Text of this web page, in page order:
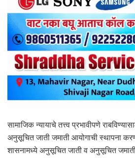
सामाजिक न्यायाचे तत्त्व प्रभावीपणे
अनुसूचित जाती जमाती आयोगाची स्थापना
शासनामध्ये अनुसूचित जाती व अनुसूचित जमाती